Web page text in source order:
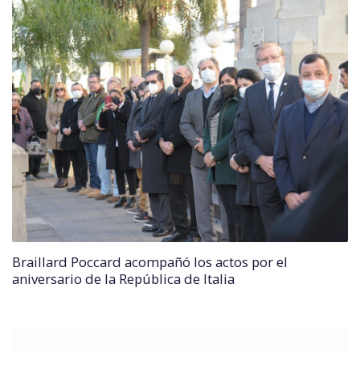
Braillard Poccard acompañó los actos por el
aniversario de la República de Italia